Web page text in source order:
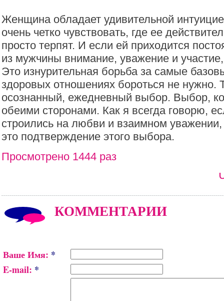
Женщина обладает удивительной
очень четко чувствовать, где ее
просто терпят. И если ей приходится
из мужчины внимание, уважение и
Это изнурительная борьба за самые
здоровых отношениях бороться не нужно.
осознанный, ежедневный выбор. Выбор,
обеими сторонами. Как я всегда говорю,
строились на любви и взаимном
это подтверждение этого выбора.
Просмотрено 1444 раз
КОММЕНТАРИИ
Ваше Имя: *
E-mail: *